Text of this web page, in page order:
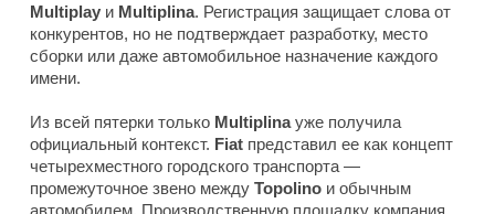
Multiplay и Multiplina. Регистрация защищает слова от
конкурентов, но не подтверждает разработку, место
сборки или даже автомобильное назначение каждого
имени.
Из всей пятерки только Multiplinaуже получила
официальный контекст. Fiat представил ее как концепт
четырехместного городского транспорта —
промежуточное звено между Topolino и обычным
автомобилем. Производственную площадку компания